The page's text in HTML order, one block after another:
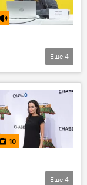
Еще 4
10
Еще 4